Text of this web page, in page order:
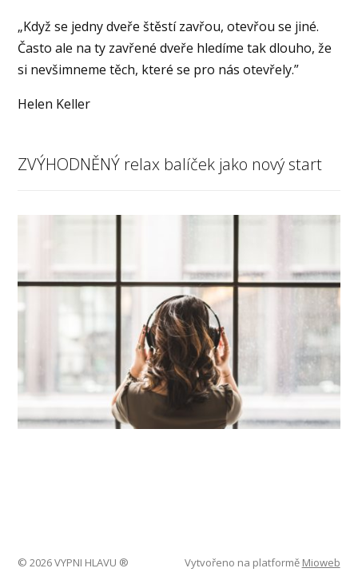
„Když se jedny dveře štěstí zavřou, otevřou se jiné.
Často ale na ty zavřené dveře hledíme tak dlouho, že
si nevšimneme těch, které se pro nás otevřely.”
Helen Keller
ZVÝHODNĚNÝ relax balíček jako nový start
© 2026 VYPNI HLAVU ® Vytvořeno na platformě Mioweb